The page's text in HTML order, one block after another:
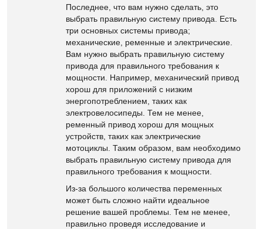
Последнее, что вам нужно сделать, это
выбрать правильную систему привода. Есть
три основных системы привода;
механические, ременные и электрические.
Вам нужно выбрать правильную систему
привода для правильного требования к
мощности. Например, механический привод
хорош для приложений с низким
энергопотреблением, таких как
электровелосипеды. Тем не менее,
ременный привод хорош для мощных
устройств, таких как электрические
мотоциклы. Таким образом, вам необходимо
выбрать правильную систему привода для
правильного требования к мощности.
Из-за большого количества переменных
может быть сложно найти идеальное
решение вашей проблемы. Тем не менее,
правильно проведя исследование и